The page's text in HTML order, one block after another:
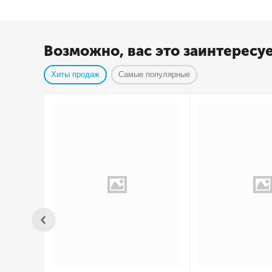
Возможно, вас это
Хиты продаж Самые популярные